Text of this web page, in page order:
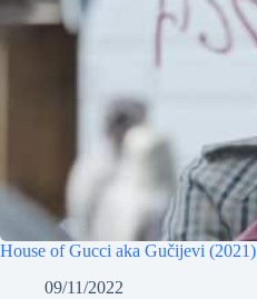
House of Gucci aka Gučijevi (2021)
09/11/2022